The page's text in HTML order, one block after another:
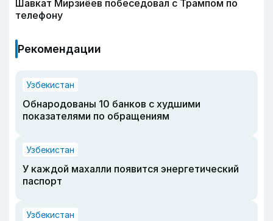
Шавкат Мирзиёев побеседовал с Трампом по
телефону
Рекомендации
Узбекистан
Обнародованы 10 банков с худшими
показателями по обращениям
Узбекистан
У каждой махалли появится энергетический
паспорт
Узбекистан